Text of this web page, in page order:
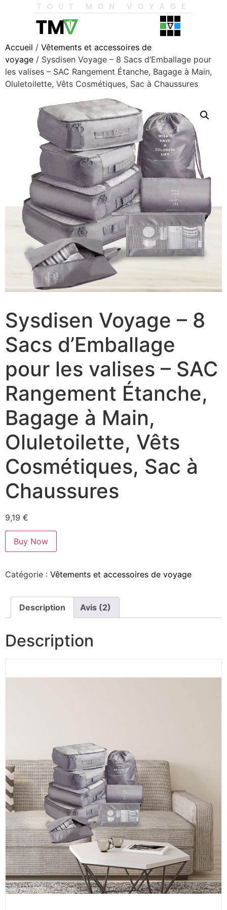
TOUT MON VOYAGE
Accueil / Vêtements et accessoires de
voyage / Sysdisen Voyage – 8 Sacs d’Emballage pour
les valises – SAC Rangement Étanche, Bagage à Main,
Oluletoilette, Vêts Cosmétiques, Sac à Chaussures
Sysdisen Voyage – 8
Sacs d’Emballage
pour les valises – SAC
Rangement Étanche,
Bagage à Main,
Oluletoilette, Vêts
Cosmétiques, Sac à
Chaussures
9,19 €
Buy Now
Catégorie : Vêtements et accessoires de voyage
Description Avis (2)
Description